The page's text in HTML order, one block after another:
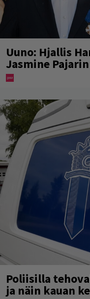
Uuno: Hjallis
Jasmine
Poliisilla
ja näin kauan